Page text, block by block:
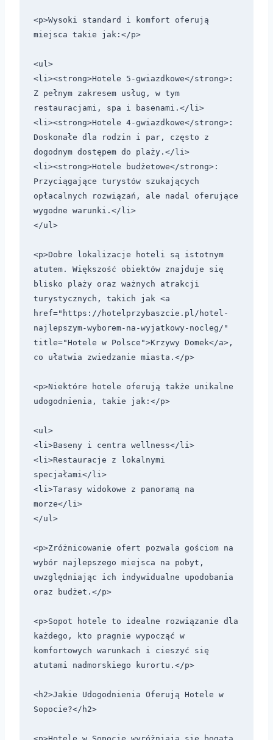
<p>Wysoki standard i komfort oferują
miejsca takie jak:</p>
<ul>
<li><strong>Hotele 5-gwiazdkowe</strong>:
Z pełnym zakresem usług, w tym
restauracjami, spa i basenami.</li>
<li><strong>Hotele 4-gwiazdkowe</strong>:
Doskonałe dla rodzin i par, często z
dogodnym dostępem do plaży.</li>
<li><strong>Hotele budżetowe</strong>:
Przyciągające turystów szukających
opłacalnych rozwiązań, ale nadal oferujące
wygodne warunki.</li>
</ul>
<p>Dobre lokalizacje hoteli są istotnym
atutem. Większość obiektów znajduje się
blisko plaży oraz ważnych atrakcji
turystycznych, takich jak <a
href="https://hotelprzybaszcie.pl/hotel-
najlepszym-wyborem-na-wyjatkowy-nocleg/"
title="Hotele w Polsce">Krzywy Domek</a>,
co ułatwia zwiedzanie miasta.</p>
<p>Niektóre hotele oferują także unikalne
udogodnienia, takie jak:</p>
<ul>
<li>Baseny i centra wellness</li>
<li>Restauracje z lokalnymi
specjałami</li>
<li>Tarasy widokowe z panoramą na
morze</li>
</ul>
<p>Zróżnicowanie ofert pozwala gościom na
wybór najlepszego miejsca na pobyt,
uwzględniając ich indywidualne upodobania
oraz budżet.</p>
<p>Sopot hotele to idealne rozwiązanie dla
każdego, kto pragnie wypocząć w
komfortowych warunkach i cieszyć się
atutami nadmorskiego kurortu.</p>
<h2>Jakie Udogodnienia Oferują Hotele w
Sopocie?</h2>